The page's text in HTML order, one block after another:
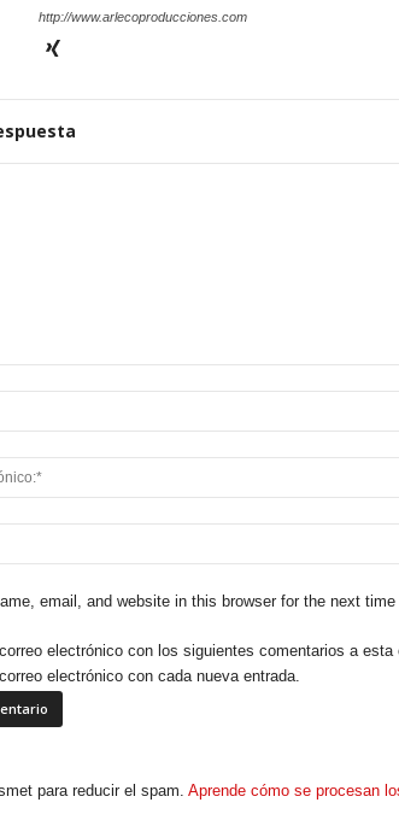
http://www.arlecoproducciones.com
email, and website in this browser for the next
electrónico con los siguientes comentarios a esta
electrónico con cada nueva entrada.
para reducir el spam. Aprende cómo se procesan